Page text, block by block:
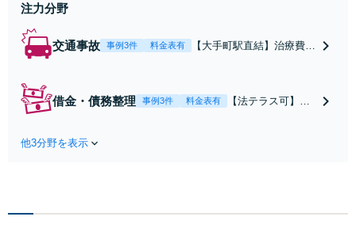
注力分野
交通事故 事例3件 料金表有
【大手町駅直結】治療費の
償額が提案されていても、
保険会社と粘り強く交渉を
借金・債務整理 事例3件 料金表有
【法テラス可】
せた解決策をご提
他3分野を表示